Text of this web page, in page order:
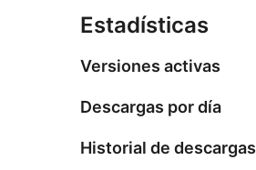
Estadísticas
Versiones activas
Descargas por día
Historial de descargas